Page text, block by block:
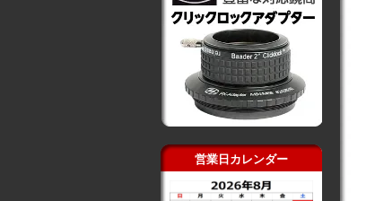
営業日カレンダー